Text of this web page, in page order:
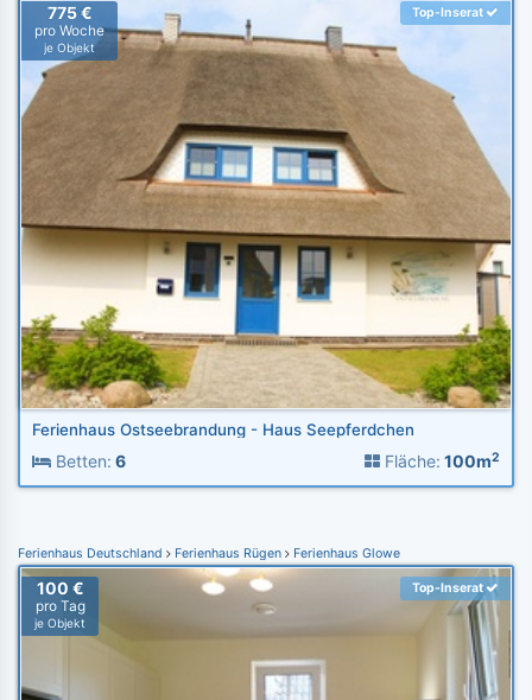
775 €
pro Woche
je Objekt
Top-Inserat
Ferienhaus Ostseebrandung - Haus Seepferdchen
Betten: 6 Fläche: 100m2
Ferienhaus Deutschland Ferienhaus Rügen Ferienhaus Glowe
100 €
pro Tag
je Objekt
Top-Inserat